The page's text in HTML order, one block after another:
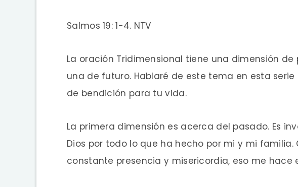
Salmos 19: 1-4. NTV
La oración Tridimensional tiene una dimensión
una de futuro. Hablaré de este tema en esta serie
de bendición para tu vida.
La primera dimensión es acerca del pasado. Es
Dios por todo lo que ha hecho por mi y mi
constante presencia y misericordia, eso me